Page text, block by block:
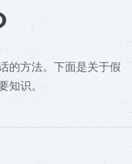
的方法。下面是关于假
知识。